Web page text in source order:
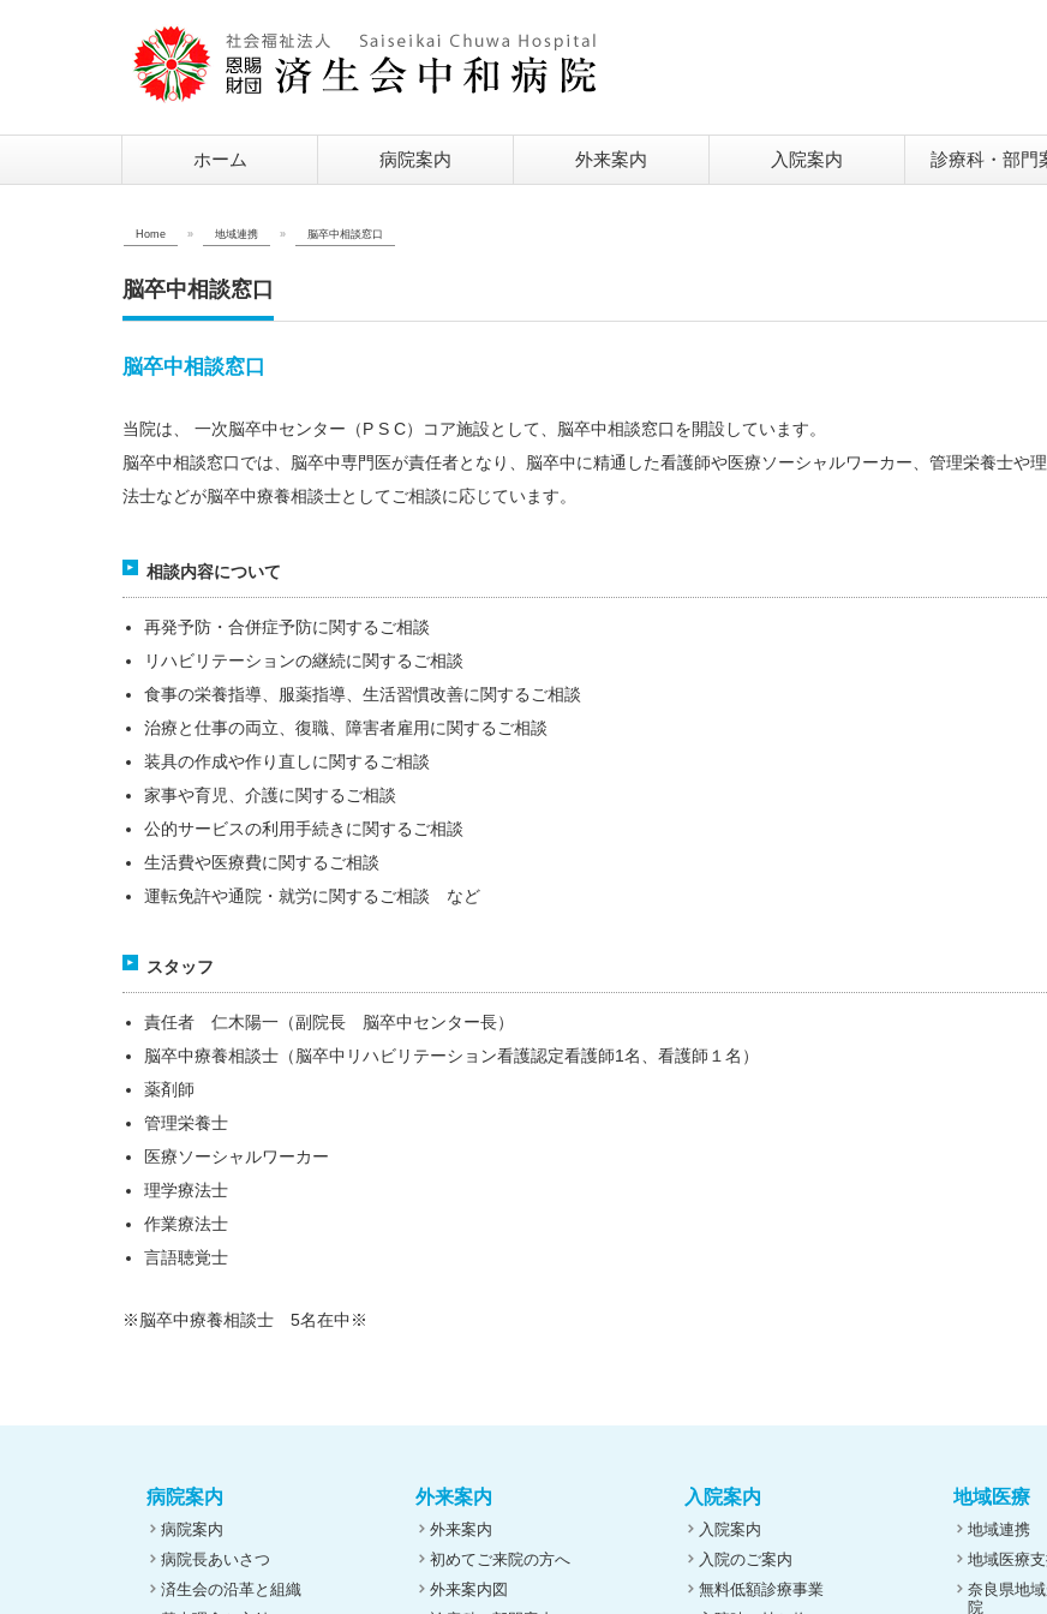
ホーム 病院案内 外来案内 入院案内 診療科・部門
Home » 地域連携 » 脳卒中相談窓口
脳卒中相談窓口
脳卒中相談窓口
当院は、 一次脳卒中センター（P S C）コア施設として、脳卒中相談窓口を開設しています。
脳卒中相談窓口では、脳卒中専門医が責任者となり、脳卒中に精通した看護師や医療ソーシャルワーカー、管理栄養士や
法士などが脳卒中療養相談士としてご相談に応じています。
相談内容について
再発予防・合併症予防に関するご相談
リハビリテーションの継続に関するご相談
食事の栄養指導、服薬指導、生活習慣改善に関するご相談
治療と仕事の両立、復職、障害者雇用に関するご相談
装具の作成や作り直しに関するご相談
家事や育児、介護に関するご相談
公的サービスの利用手続きに関するご相談
生活費や医療費に関するご相談
運転免許や通院・就労に関するご相談 など
スタッフ
責任者 仁木陽一（副院長 脳卒中センター長）
脳卒中療養相談士（脳卒中リハビリテーション看護認定看護師1名、看護師１名）
薬剤師
管理栄養士
医療ソーシャルワーカー
理学療法士
作業療法士
言語聴覚士
※脳卒中療養相談士 5名在中※
病院案内
病院案内
病院長あいさつ
済生会の沿革と組織
外来案内
外来案内
初めてご来院の方へ
外来案内図
入院案内
入院案内
入院のご案内
無料低額診療事業
地域医療
地域連携
地域医療
奈良県地
院